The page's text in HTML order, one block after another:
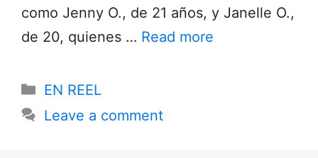
como Jenny O., de 21 años, y Janelle O.,
de 20, quienes … Read more
Categories
EN REEL
Leave a comment